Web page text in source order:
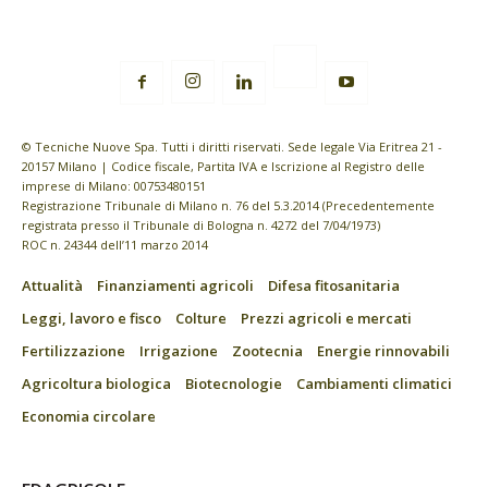
© Tecniche Nuove Spa. Tutti i diritti riservati. Sede legale Via Eritrea 21 -
20157 Milano | Codice fiscale, Partita IVA e Iscrizione al Registro delle
imprese di Milano: 00753480151
Registrazione Tribunale di Milano n. 76 del 5.3.2014 (Precedentemente
registrata presso il Tribunale di Bologna n. 4272 del 7/04/1973)
ROC n. 24344 dell’11 marzo 2014
Attualità Finanziamenti agricoli
Difesa fitosanitaria
Leggi, lavoro e fisco
Colture
Prezzi agricoli e mercati
Fertilizzazione
Irrigazione Zootecnia
Energie rinnovabili
Agricoltura biologica
Biotecnologie
Cambiamenti climatici
Economia circolare